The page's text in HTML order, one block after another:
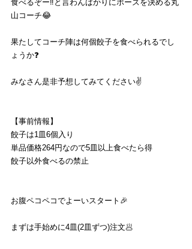
食べるぞー‼︎と言わんばかりにポーズを決める丸
山コーチ😂
果たしてコーチ陣は何個餃子を食べられるでし
ょうか❓
みなさん是非予想してみてください✌️
【事前情報】
餃子は1皿6個入り
単品価格264円なので5皿以上食べたら得
餃子以外食べるの禁止
お腹ペコペコでよーいスタート🎉
まずは手始めに4皿(2皿ずつ)注文🥟